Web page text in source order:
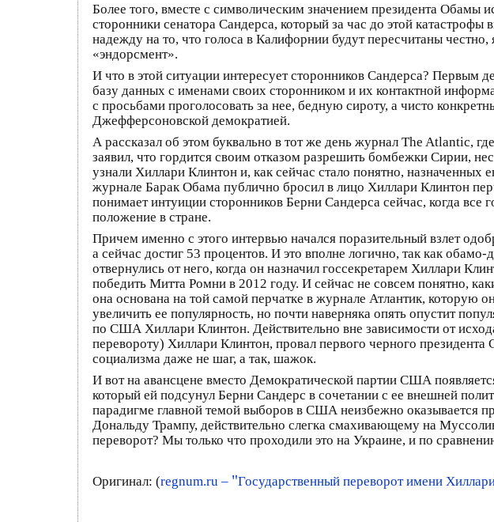
Более того, вместе с символическим значением президента Обамы
сторонники сенатора Сандерса, который за час до этой
надежду на то, что голоса в Калифорнии будут пересчитаны
«эндорсмент».
И что в этой ситуации интересует сторонников Сандерса? Первым
базу данных с именами своих сторонником и их контактной
с просьбами проголосовать за нее, бедную сироту, а чисто
Джефферсоновской демократией.
А рассказал об этом буквально в тот же день журнал The Atlantic,
заявил, что гордится своим отказом разрешить бомбежки Сирии,
узнали Хиллари Клинтон и, как сейчас стало понятно,
журнале Барак Обама публично бросил в лицо Хиллари Клинтон
понимает интуиции сторонников Берни Сандерса сейчас, когда
положение в стране.
Причем именно с этого интервью начался поразительный взлет
а сейчас достиг 53 процентов. И это вполне логично, так как
отвернулись от него, когда он назначил госсекретарем Хиллари
победить Митта Ромни в 2012 году. И сейчас не совсем понятно,
она основана на той самой перчатке в журнале Атлантик,
увеличить ее популярность, но почти наверняка опять опустит
по США Хиллари Клинтон. Действительно вне зависимости от
перевороту) Хиллари Клинтон, провал первого черного
социализма даже не шаг, а так, шажок.
И вот на авансцене вместо Демократической партии США
который ей подсунул Берни Сандерс в сочетании с ее внешней
парадигме главной темой выборов в США неизбежно оказывается
Дональду Трампу, действительно слегка смахивающему на
переворот? Мы только что проходили это на Украине, и по
Оригинал: (regnum.ru – "Государственный переворот имени